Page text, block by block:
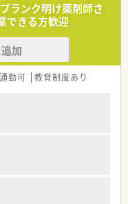
ランク明け薬剤師さ
できる方歓迎
加
勤可 教育制度あり